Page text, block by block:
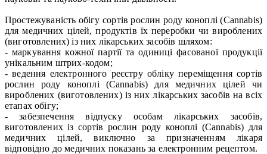
Простежуваність обігу сортів рослин роду коноплі (Cannabis)
для медичних цілей, продуктів їх переробки чи вироблених
(виготовлених) із них лікарських засобів шляхом:
- маркування кожної партії та одиниці фасованої продукції
унікальним штрих-кодом;
- ведення електронного реєстру обліку переміщення сортів
рослин роду коноплі (Cannabis) для медичних цілей чи
вироблених (виготовлених) із них лікарських засобів на всіх
етапах обігу;
- забезпечення відпуску особам лікарських засобів,
виготовлених із сортів рослин роду коноплі (Cannabis) для
медичних цілей, виключно за призначенням лікаря
відповідно до медичних показань за електронним рецептом.